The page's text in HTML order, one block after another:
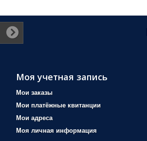
Моя учетная запись
Мои заказы
Мои платёжные квитанции
Мои адреса
Моя личная информация